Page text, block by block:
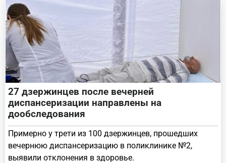
27 дзержинцев после вечерней
диспансеризации направлены на
дообследования
Примерно у трети из 100 дзержинцев, прошедших
вечернюю диспансеризацию в поликлинике №2,
выявили отклонения в здоровье.